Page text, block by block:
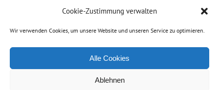
Cookie-Zustimmung verwalten
Wir verwenden Cookies, um unsere Website und unseren Service zu optimieren.
Alle Cookies
Ablehnen
Datum: